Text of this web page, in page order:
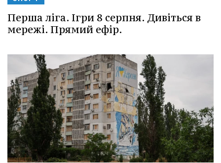
Перша ліга. Ігри 8 серпня. Дивіться в
мережі. Прямий ефір.